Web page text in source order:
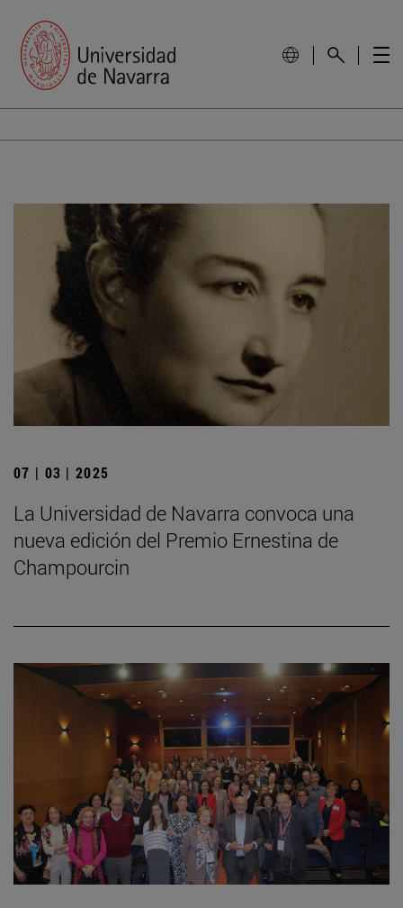
07 | 03 | 2025
La Universidad de Navarra convoca una
nueva edición del Premio Ernestina de
Champourcin